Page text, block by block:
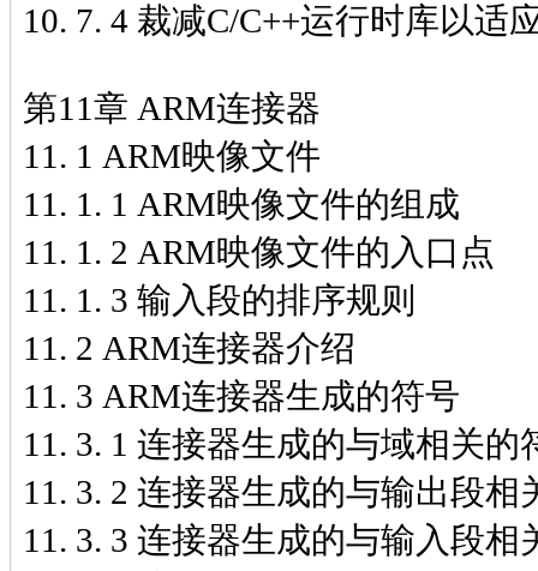
10. 7. 4 裁减C/C++运行时库以适
第11章 ARM连接器
11. 1 ARM映像文件
11. 1. 1 ARM映像文件的组成
11. 1. 2 ARM映像文件的入口点
11. 1. 3 输入段的排序规则
11. 2 ARM连接器介绍
11. 3 ARM连接器生成的符号
11. 3. 1 连接器生成的与域相关的
11. 3. 2 连接器生成的与输出段相
11. 3. 3 连接器生成的与输入段相